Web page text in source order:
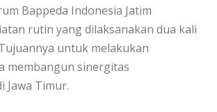
Bappeda Indonesia Jatim
rutin yang dilaksanakan dua kali
untuk melakukan
membangun sinergitas
Jawa Timur.